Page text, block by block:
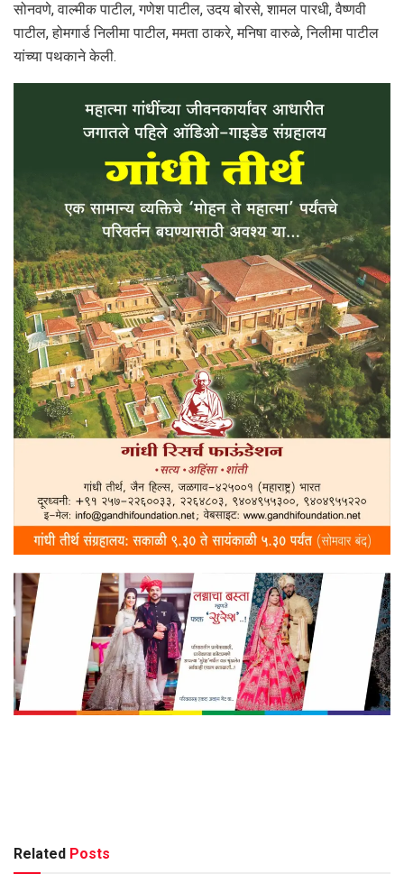
सोनवणे, वाल्मीक पाटील, गणेश पाटील, उदय बोरसे, शामल पारधी, वैष्णवी
पाटील, होमगार्ड निलीमा पाटील, ममता ठाकरे, मनिषा वारुळे, निलीमा पाटील
यांच्या पथकाने केली.
Related Posts